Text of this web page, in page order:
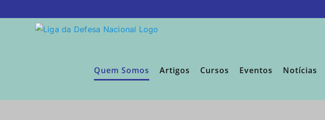
para
Quem Somos Artigos Cursos Eventos Notícias